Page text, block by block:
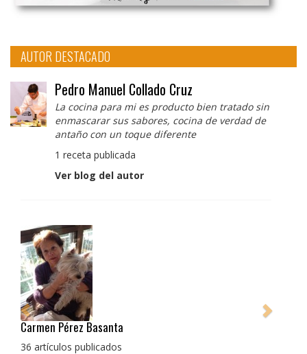
AUTOR DESTACADO
Pedro Manuel Collado Cruz
La cocina para mi es producto bien tratado sin
enmascarar sus sabores, cocina de verdad de
antaño con un toque diferente
1 receta publicada
Ver blog del autor
Pedro Manuel Collado Cruz
La cocina para mi es producto bien tratado sin